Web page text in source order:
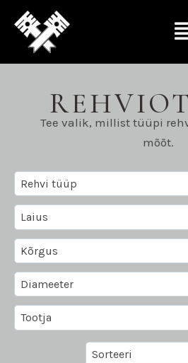
Tee valik, millist tüüpi
mõõt.